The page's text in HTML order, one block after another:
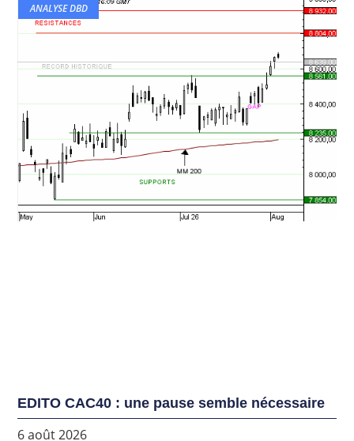
ANALYSE DBD
EDITO CAC40 : une pause semble nécessaire
6 août 2026